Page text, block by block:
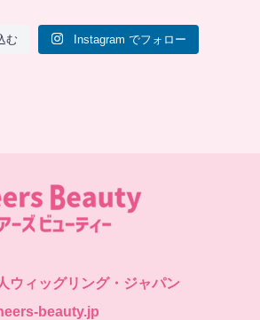
む Instagram でフォロー
ウィッグリング・ジャパン
beauty.jp